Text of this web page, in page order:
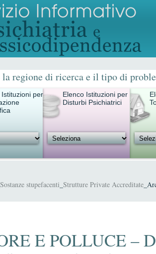
la regione di ricerca e il tipo di
Istituzioni per
Elenco Istituzioni per
Disturbi Psichiatrici
Sostanze stupefacenti Strutture Private Accreditate
E POLLUCE –